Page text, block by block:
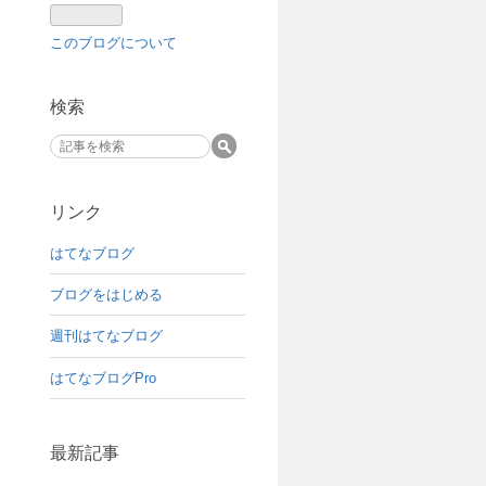
このブログについて
検索
リンク
はてなブログ
ブログをはじめる
週刊はてなブログ
はてなブログPro
最新記事